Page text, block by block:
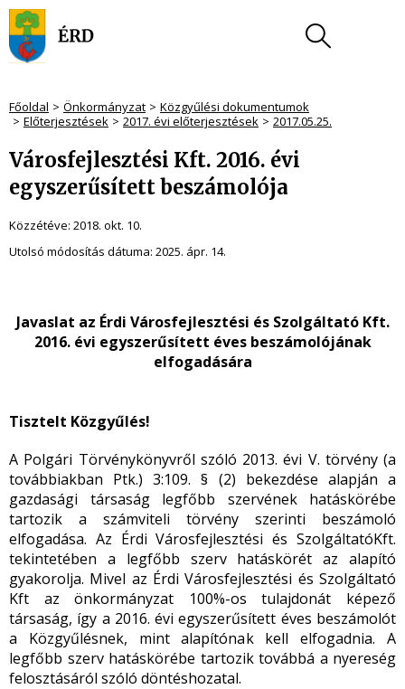
Főoldal Önkormányzat
Közgyűlési dokumentumok
Előterjesztések
2017. évi előterjesztések 2017.05.25.
Városfejlesztési Kft. 2016. évi
egyszerűsített beszámolója
Közzétéve: 2018. okt. 10.
Utolsó módosítás dátuma: 2025. ápr. 14.
Javaslat az Érdi Városfejlesztési és Szolgáltató Kft.
2016. évi egyszerűsített éves beszámolójának
elfogadására
Tisztelt Közgyűlés!
A Polgári Törvénykönyvről szóló 2013. évi V. törvény (a
továbbiakban Ptk.) 3:109. § (2) bekezdése alapján a
gazdasági társaság legfőbb szervének hatáskörébe
tartozik a számviteli törvény szerinti beszámoló
elfogadása. Az Érdi Városfejlesztési és SzolgáltatóKft.
tekintetében a legfőbb szerv hatáskörét az alapító
gyakorolja. Mivel az Érdi Városfejlesztési és Szolgáltató
Kft az önkormányzat 100%-os tulajdonát képező
társaság, így a 2016. évi egyszerűsített éves beszámolót
a Közgyűlésnek, mint alapítónak kell elfogadnia. A
legfőbb szerv hatáskörébe tartozik továbbá a nyereség
felosztásáról szóló döntéshozatal.